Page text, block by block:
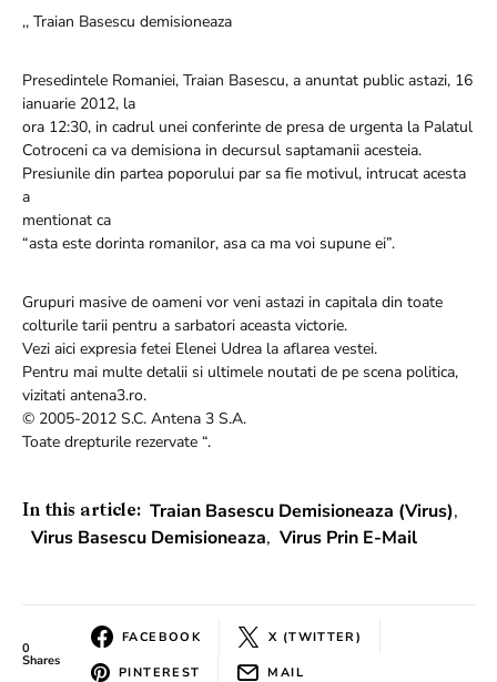
,, Traian Basescu demisioneaza
Presedintele Romaniei, Traian Basescu, a anuntat public astazi, 16
ianuarie 2012, la
ora 12:30, in cadrul unei conferinte de presa de urgenta la Palatul
Cotroceni ca va demisiona in decursul saptamanii acesteia.
Presiunile din partea poporului par sa fie motivul, intrucat acesta
a
mentionat ca
“asta este dorinta romanilor, asa ca ma voi supune ei”.
Grupuri masive de oameni vor veni astazi in capitala din toate
colturile tarii pentru a sarbatori aceasta victorie.
Vezi aici expresia fetei Elenei Udrea la aflarea vestei.
Pentru mai multe detalii si ultimele noutati de pe scena politica,
vizitati antena3.ro.
© 2005-2012 S.C. Antena 3 S.A.
Toate drepturile rezervate “.
In this article: Traian Basescu Demisioneaza (virus),
Virus Basescu Demisioneaza, Virus Prin E-Mail
0
Shares
FACEBOOK X (TWITTER)
PINTEREST MAIL